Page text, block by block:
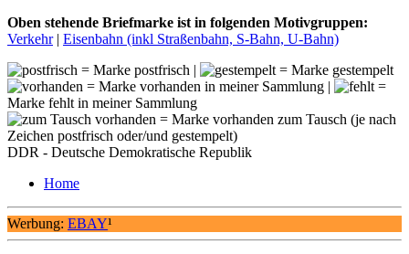
Oben stehende Briefmarke ist in folgenden Motivgruppen:
Verkehr| Eisenbahn (inkl Straßenbahn, S-Bahn, U-Bahn)
= Marke postfrisch |
= Marke gestempelt
= Marke vorhanden in meiner Sammlung |
=
Marke fehlt in meiner Sammlung
= Marke vorhanden zum Tausch (je nach
Zeichen postfrisch oder/und gestempelt)
DDR - Deutsche Demokratische Republik
Home
Werbung: EBAY¹